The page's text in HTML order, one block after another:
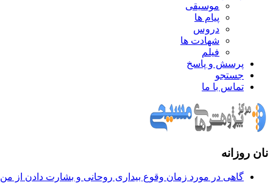
موسیقی
پیام ها
دروس
شهادت ها
فیلم
پرسش و پاسخ
جستجو
تماس با ما
نان روزانه
گاهی در مورد زمان وقوع بيداری روحانی و بشارت دادن از من